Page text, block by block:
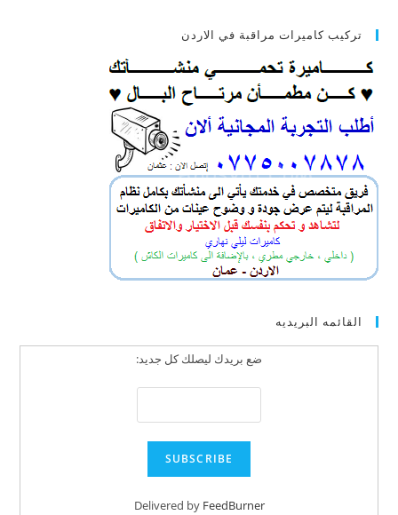
تركيب كاميرات مراقبة في الاردن
القائمه البريديه
ضع بريدك ليصلك كل جديد:
Delivered by FeedBurner